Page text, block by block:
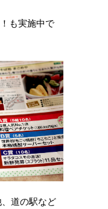
も実施中で
、道の駅など